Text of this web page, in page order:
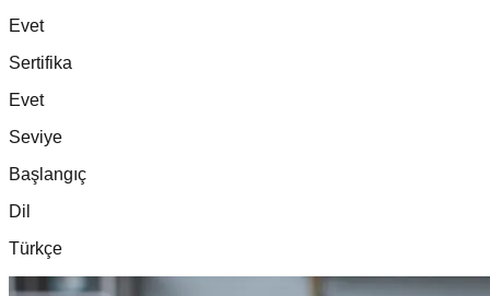
Evet
Sertifika
Evet
Seviye
Başlangıç
Dil
Türkçe